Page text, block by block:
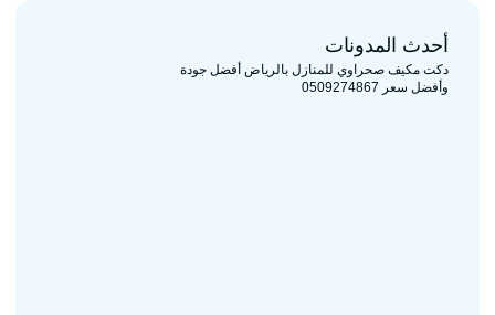
أحدث المدونات
دكت مكيف صحراوي للمنازل بالرياض أفضل جودة
وأفضل سعر 0509274867